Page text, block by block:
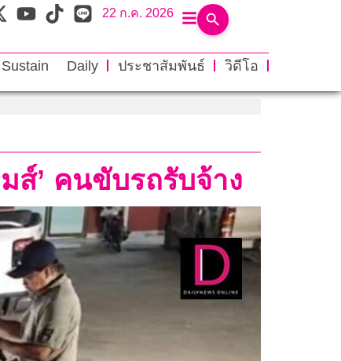
22 ก.ค. 2026
Sustain Daily ประชาสัมพันธ์
วิดีโอ
ส์’ คนขับรถรับจ้าง